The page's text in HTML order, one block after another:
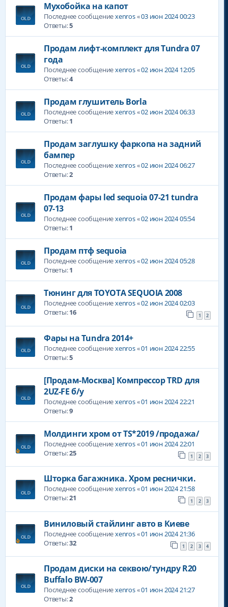
Мухобойка на капот
Последнее сообщениеxenros«03 июн 2024 00:23
Ответы:5
Продам лифт-комплект для Tundra 07
года
Последнее сообщениеxenros«02 июн 2024 12:05
Ответы:4
Продам глушитель Borla
Последнее сообщениеxenros«02 июн 2024 06:33
Ответы:1
Продам заглушку фаркопа на задний
бампер
Последнее сообщениеxenros«02 июн 2024 06:27
Ответы:2
Продам фары led sequoia 07-21 tundra
07-13
Последнее сообщениеxenros«02 июн 2024 05:54
Ответы:1
Продам птф sequoia
Последнее сообщениеxenros«02 июн 2024 05:28
Ответы:1
Тюнинг для TOYOTA SEQUOIA 2008
Последнее сообщениеxenros«02 июн 2024 02:03
Ответы:16 1 2
Фары на Tundra 2014+
Последнее сообщениеxenros«01 июн 2024 22:55
Ответы:5
[Продам-Москва] Компрессор TRD для
2UZ-FE б/у
Последнее сообщениеxenros«01 июн 2024 22:21
Ответы:9
Молдинги хром от TS*2019 /продажа/
Последнее сообщениеxenros«01 июн 2024 22:01
Ответы:25 1 2 3
Шторка багажника. Хром реснички.
Последнее сообщениеxenros«01 июн 2024 21:58
Ответы:21 1 2 3
Виниловый стайлинг авто в Киеве
Последнее сообщениеxenros«01 июн 2024 21:36
Ответы:32 1 2 3 4
Продам диски на секвою/тундру R20
Buffalo BW-007
Последнее сообщениеxenros«01 июн 2024 21:27
Ответы:2